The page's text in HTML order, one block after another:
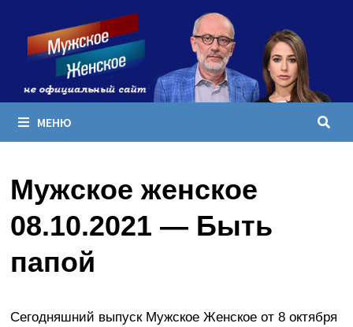
содержимому
МЕНЮ
Мужское женское
08.10.2021 — Быть
папой
Сегодняшний выпуск Мужское Женское от 8 октября